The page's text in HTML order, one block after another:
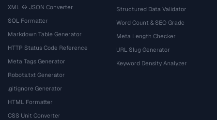
XML ↔ JSON Converter
SQL Formatter
Markdown Table Generator
HTTP Status Code Reference
Meta Tags Generator
Robots.txt Generator
.gitignore Generator
HTML Formatter
CSS Unit Converter
Structured Data Validator
Word Count & SEO Grade
Meta Length Checker
URL Slug Generator
Keyword Density Analyzer